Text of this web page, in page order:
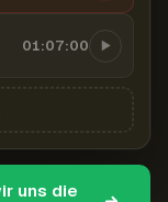
01:07:00
uns die